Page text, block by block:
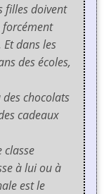
filles doivent
dans les
des écoles,
chocolats
cadeaux
classe
à lui ou à
est le